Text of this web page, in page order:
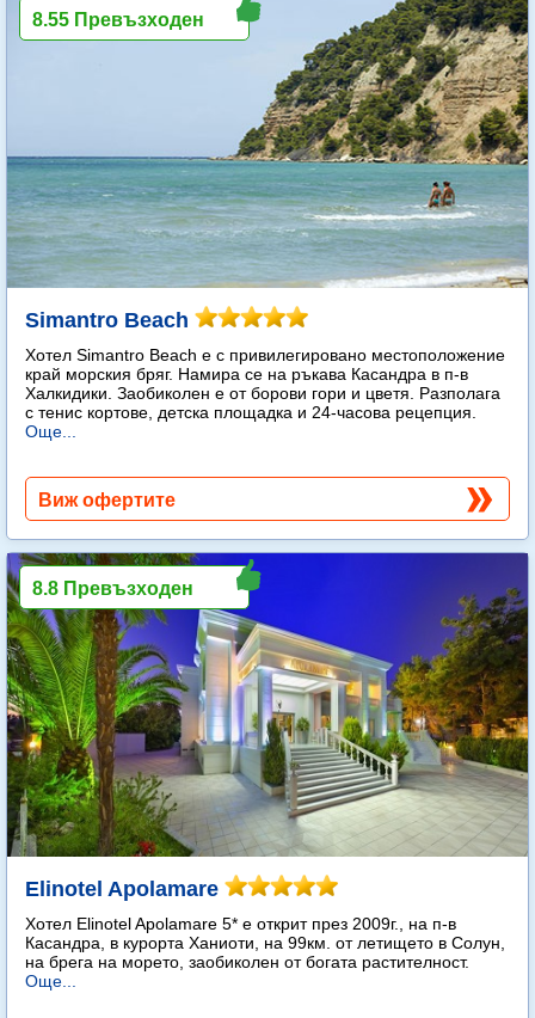
Simantro Beach
Хотел Simantro Beach е с привилегировано местоположение
край морския бряг. Намира се на ръкава Касандра в п-в
Халкидики. Заобиколен е от борови гори и цветя. Разполага
с тенис кортове, детска площадка и 24-часова рецепция.
Още...
8.55 Превъзходен
Виж офертите
Elinotel Apolamare
Хотел Elinotel Apolamare 5* е открит през 2009г., на п-в
Касандра, в курорта Ханиоти, на 99км. от летището в Солун,
на брега на морето, заобиколен от богата растителност.
Още...
8.8 Превъзходен